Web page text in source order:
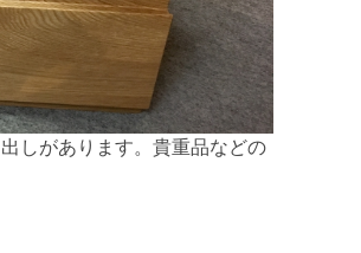
しがあります。貴重品などの